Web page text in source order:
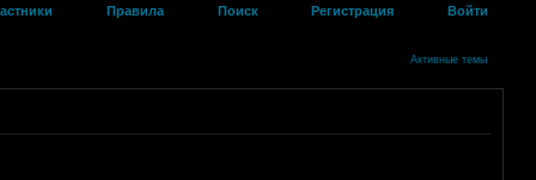
Правила Поиск Регистрация Войти
Активные темы